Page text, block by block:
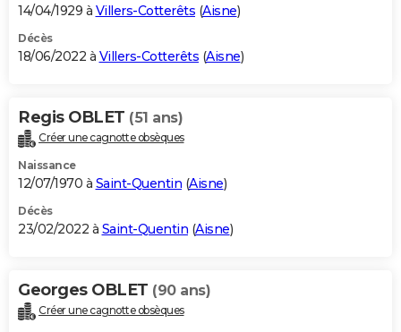
14/04/1929 à Villers-Cotterêts (Aisne)
Décès
18/06/2022 à Villers-Cotterêts (Aisne)
Regis OBLET (51 ans)
Créer une cagnotte obsèques
Naissance
12/07/1970 à Saint-Quentin (Aisne)
Décès
23/02/2022 à Saint-Quentin (Aisne)
Georges OBLET (90 ans)
Créer une cagnotte obsèques